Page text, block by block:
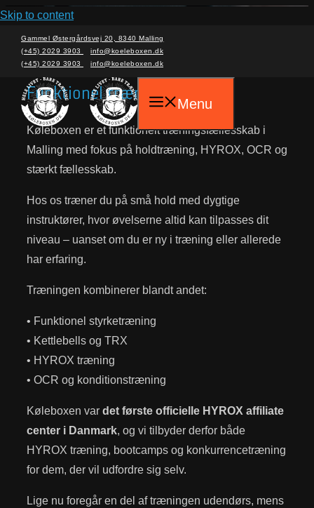
Skip to content
Gammel Østergårdsvej 20, 8340 Malling
(+45) 2029 3903
info@koeleboxen.dk
(+45) 2029 3903
info@koeleboxen.dk
Menu
Velkommen til Køleboxen
Funktionel træning
Køleboxen er et funktionelt træningsfællesskab i
Malling med fokus på holdtræning, HYROX, OCR og
stærkt fællesskab.
Hos os træner du på små hold med dygtige
instruktører, hvor øvelserne altid kan tilpasses dit
niveau – uanset om du er ny i træning eller allerede
har erfaring.
Træningen kombinerer blandt andet:
• Funktionel styrketræning
• Kettlebells og TRX
• HYROX træning
• OCR og konditionstræning
Køleboxen var det første officielle HYROX affiliate
center i Danmark, og vi tilbyder derfor både
HYROX træning, bootcamps og konkurrencetræning
for dem, der vil udfordre sig selv.
Lige nu foregår en del af træningen udendørs, mens